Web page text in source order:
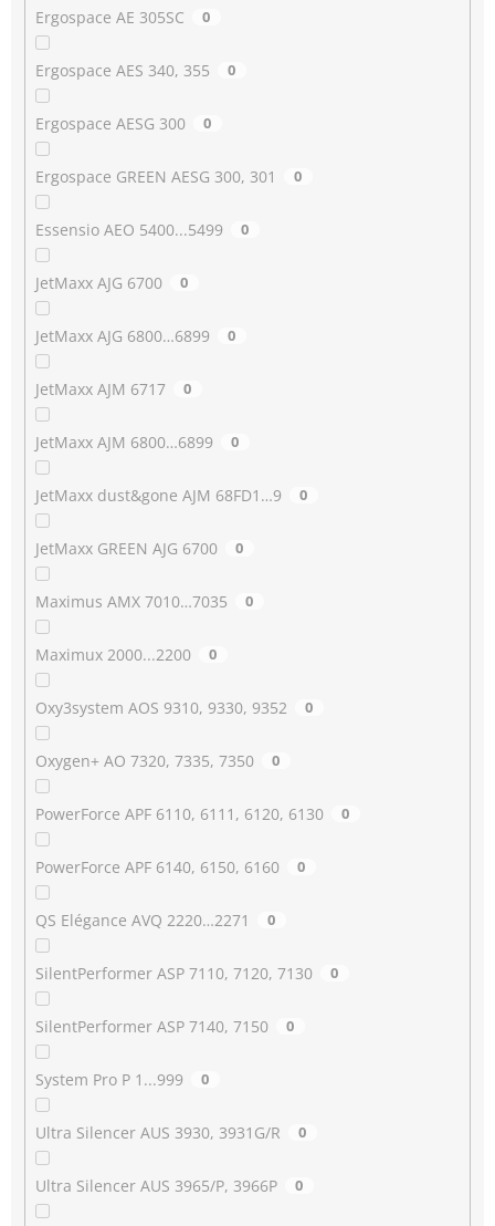
Ergospace AE 305SC 0
Ergospace AES 340, 355 0
Ergospace AESG 300 0
Ergospace GREEN AESG 300, 301 0
Essensio AEO 5400...5499 0
JetMaxx AJG 6700 0
JetMaxx AJG 6800…6899 0
JetMaxx AJM 6717 0
JetMaxx AJM 6800…6899 0
JetMaxx dust&gone AJM 68FD1…9 0
JetMaxx GREEN AJG 6700 0
Maximus AMX 7010…7035 0
Maximux 2000...2200 0
Oxy3system AOS 9310, 9330, 9352 0
Oxygen+ AO 7320, 7335, 7350 0
PowerForce APF 6110, 6111, 6120, 6130 0
PowerForce APF 6140, 6150, 6160 0
QS Elégance AVQ 2220…2271 0
SilentPerformer ASP 7110, 7120, 7130 0
SilentPerformer ASP 7140, 7150 0
System Pro P 1...999 0
Ultra Silencer AUS 3930, 3931G/R 0
Ultra Silencer AUS 3965/P, 3966P 0